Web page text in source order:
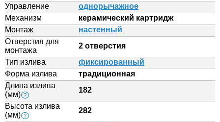
Управление
однорычажное
Механизм
керамический картридж
Монтаж
настенный
Отверстия для
монтажа
2 отверстия
Тип излива
фиксированный
Форма излива
традиционная
Длина излива
(мм) ?
182
Высота излива
(мм) ?
282